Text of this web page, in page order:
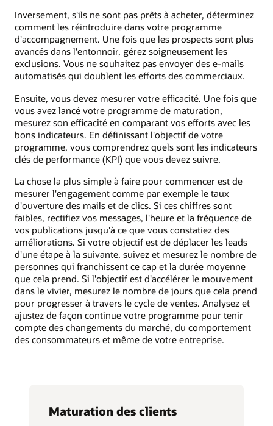
Inversement, s'ils ne sont pas prêts à acheter, déterminez
comment les réintroduire dans votre programme
d'accompagnement. Une fois que les prospects sont plus
avancés dans l'entonnoir, gérez soigneusement les
exclusions. Vous ne souhaitez pas envoyer des e-mails
automatisés qui doublent les efforts des commerciaux.
Ensuite, vous devez mesurer votre efficacité. Une fois que
vous avez lancé votre programme de maturation,
mesurez son efficacité en comparant vos efforts avec les
bons indicateurs. En définissant l'objectif de votre
programme, vous comprendrez quels sont les indicateurs
clés de performance (KPI) que vous devez suivre.
La chose la plus simple à faire pour commencer est de
mesurer l'engagement comme par exemple le taux
d'ouverture des mails et de clics. Si ces chiffres sont
faibles, rectifiez vos messages, l'heure et la fréquence de
vos publications jusqu'à ce que vous constatiez des
améliorations. Si votre objectif est de déplacer les leads
d'une étape à la suivante, suivez et mesurez le nombre de
personnes qui franchissent ce cap et la durée moyenne
que cela prend. Si l'objectif est d'accélérer le mouvement
dans le vivier, mesurez le nombre de jours que cela prend
pour progresser à travers le cycle de ventes. Analysez et
ajustez de façon continue votre programme pour tenir
compte des changements du marché, du comportement
des consommateurs et même de votre entreprise.
Maturation des clients